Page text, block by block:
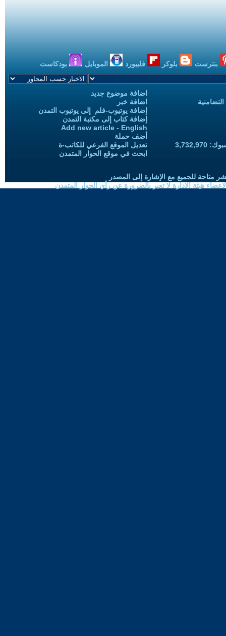
بنترست بلوكر فليبورد الموبايل بودكاست
اضافة موضوع جديد
اضافة خبر
إضافة يوتيوب-فلم إلى يوتيوب التمدن
إضافة كتاب إلى مكتبة التمدن
Add new article - English
أضف حملة
تعديل الموقع الفرعي للكاتب-ة
ابحث في موقع الحوار المتمدن
متاحة للجميع مع الإشارة إلى المصدر
هيئة الادارة لا تعبر بالضرورة عن رأي الحوار المتمدن